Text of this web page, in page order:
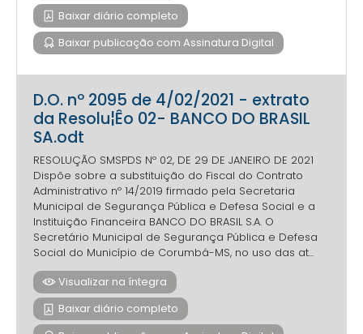
Baixar diário completo
Baixar publicação com Assinatura Digital
D.O. nº 2095 de 4/02/2021 - extrato
da Resolu¦Êo 02- BANCO DO BRASIL
SA.odt
RESOLUÇÃO SMSPDS Nº 02, DE 29 DE JANEIRO DE 2021
Dispõe sobre a substituição do Fiscal do Contrato
Administrativo nº 14/2019 firmado pela Secretaria
Municipal de Segurança Pública e Defesa Social e a
Instituição Financeira BANCO DO BRASIL S.A. O
Secretário Municipal de Segurança Pública e Defesa
Social do Município de Corumbá-MS, no uso das at...
Visualizar na íntegra
Baixar diário completo